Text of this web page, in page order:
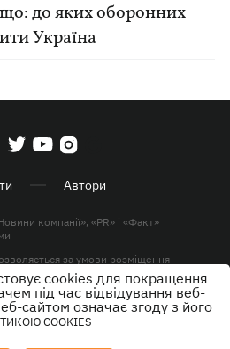
до яких оборонних
Україна
Автори
компанії», «PR» і «Факт»
за умови розміщення
KP.UA в першому абзаці.
права захищені.
cookies для покращення
під час відвідування веб-
сайтом означає згоду з його
COOKIES